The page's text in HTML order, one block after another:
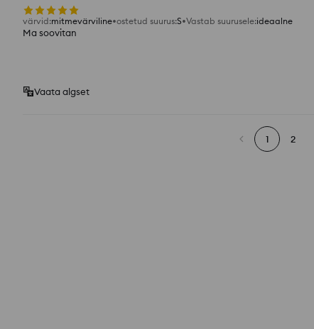
värvid:mitmevärviline ostetud suurus:S Vastab suurusele:ideaalne
Ma soovitan
Vaata algset
1 2